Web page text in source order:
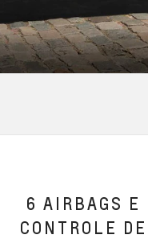
6 AIRBAGS E
CONTROLE DE